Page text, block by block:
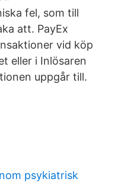
fel, som till
att. PayEx
vid köp
eller i Inlösaren
uppgår till.
psykiatrisk